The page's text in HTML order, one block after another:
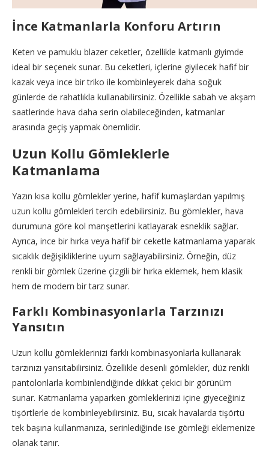
İnce Katmanlarla Konforu Artırın
Keten ve pamuklu blazer ceketler, özellikle katmanlı giyimde
ideal bir seçenek sunar. Bu ceketleri, içlerine giyilecek hafif bir
kazak veya ince bir triko ile kombinleyerek daha soğuk
günlerde de rahatlıkla kullanabilirsiniz. Özellikle sabah ve akşam
saatlerinde hava daha serin olabileceğinden, katmanlar
arasında geçiş yapmak önemlidir.
Uzun Kollu Gömleklerle
Katmanlama
Yazın kısa kollu gömlekler yerine, hafif kumaşlardan yapılmış
uzun kollu gömlekleri tercih edebilirsiniz. Bu gömlekler, hava
durumuna göre kol manşetlerini katlayarak esneklik sağlar.
Ayrıca, ince bir hırka veya hafif bir ceketle katmanlama yaparak
sıcaklık değişikliklerine uyum sağlayabilirsiniz. Örneğin, düz
renkli bir gömlek üzerine çizgili bir hırka eklemek, hem klasik
hem de modern bir tarz sunar.
Farklı Kombinasyonlarla Tarzınızı
Yansıtın
Uzun kollu gömleklerinizi farklı kombinasyonlarla kullanarak
tarzınızı yansıtabilirsiniz. Özellikle desenli gömlekler, düz renkli
pantolonlarla kombinlendiğinde dikkat çekici bir görünüm
sunar. Katmanlama yaparken gömleklerinizi içine giyeceğiniz
tişörtlerle de kombinleyebilirsiniz. Bu, sıcak havalarda tişörtü
tek başına kullanmanıza, serinlediğinde ise gömleği eklemenize
olanak tanır.